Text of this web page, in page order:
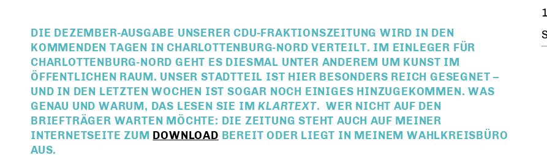
DIE DEZEMBER-AUSGABE UNSERER CDU-FRAKTIONSZEITUNG WIRD IN DEN
KOMMENDEN TAGEN IN CHARLOTTENBURG-NORD VERTEILT. IM EINLEGER FÜR
CHARLOTTENBURG-NORD GEHT ES DIESMAL UNTER ANDEREM UM KUNST IM
ÖFFENTLICHEN RAUM. UNSER STADTTEIL IST HIER BESONDERS REICH GESEGNET –
UND IN DEN LETZTEN WOCHEN IST SOGAR NOCH EINIGES HINZUGEKOMMEN. WAS
GENAU UND WARUM, DAS LESEN SIE IMKLARTEXT. WER NICHT AUF DEN
BRIEFTRÄGER WARTEN MÖCHTE: DIE ZEITUNG STEHT AUCH AUF MEINER
INTERNETSEITE ZUM DOWNLOAD BEREIT ODER LIEGT IN MEINEM WAHLKREISBÜRO
AUS.